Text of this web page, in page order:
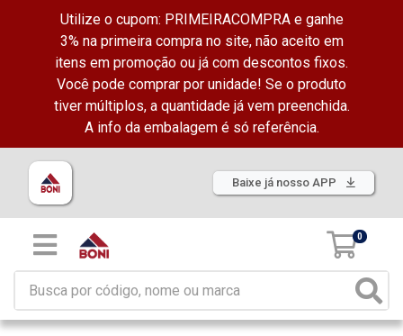
Utilize o cupom: PRIMEIRACOMPRA e ganhe
3% na primeira compra no site, não aceito em
itens em promoção ou já com descontos fixos.
Você pode comprar por unidade! Se o produto
tiver múltiplos, a quantidade já vem preenchida.
A info da embalagem é só referência.
Baixe já nosso APP
0